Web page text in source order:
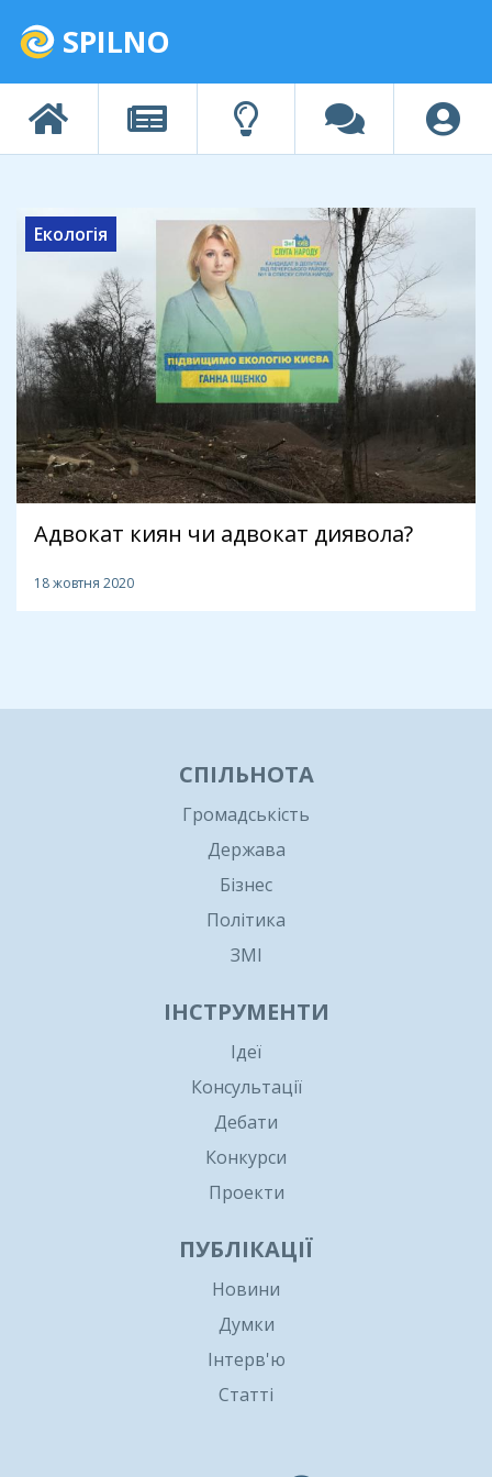
SPILNO
Екологія
Адвокат киян чи адвокат диявола?
18 жовтня 2020
СПІЛЬНОТА
Громадськість
Держава
Бізнес
Політика
ЗМІ
ІНСТРУМЕНТИ
Ідеї
Консультації
Дебати
Конкурси
Проекти
ПУБЛІКАЦІЇ
Новини
Думки
Інтерв'ю
Статті